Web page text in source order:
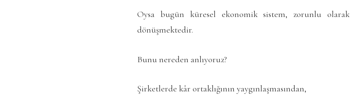
Oysa bugün küresel ekonomik sistem, zorunlu
dönüşmektedir.
Bunu nereden anlıyoruz?
Şirketlerde kâr ortaklığının yaygınlaşmasından,